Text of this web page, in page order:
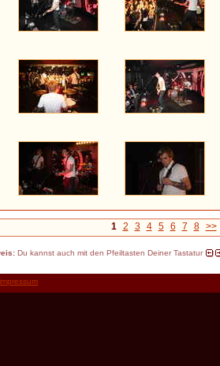
1 2 3 4 5 6 7 8 >>
Du kannst auch mit den Pfeiltasten Deiner Tastatur